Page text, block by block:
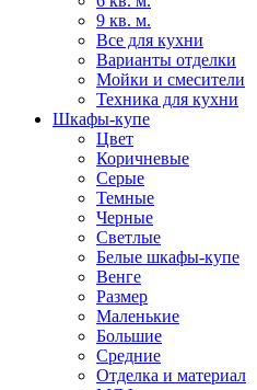
9 кв. м.
Все для кухни
Варианты отделки
Мойки и смесители
Техника для кухни
Шкафы-купе
Цвет
Коричневые
Серые
Темные
Черные
Светлые
Белые шкафы-купе
Венге
Размер
Маленькие
Большие
Средние
Отделка и материал